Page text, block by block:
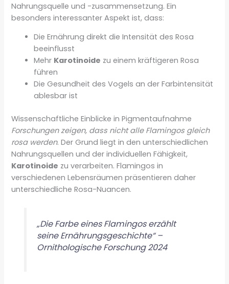
Nahrungsquelle und -zusammensetzung. Ein
besonders interessanter Aspekt ist, dass:
Die Ernährung direkt die Intensität des Rosa
beeinflusst
Mehr Karotinoide zu einem kräftigeren Rosa
führen
Die Gesundheit des Vogels an der Farbintensität
ablesbar ist
Wissenschaftliche Einblicke in Pigmentaufnahme
Forschungen zeigen, dass nicht alle Flamingos gleich
rosa werden. Der Grund liegt in den unterschiedlichen
Nahrungsquellen und der individuellen Fähigkeit,
Karotinoide zu verarbeiten. Flamingos in
verschiedenen Lebensräumen präsentieren daher
unterschiedliche Rosa-Nuancen.
„Die Farbe eines Flamingos erzählt
seine Ernährungsgeschichte“ –
Ornithologische Forschung 2024